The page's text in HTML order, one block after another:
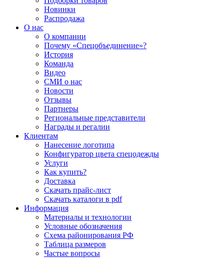
Новинки
Распродажа
О нас
О компании
Почему «Спецобъединение»?
История
Команда
Видео
СМИ о нас
Новости
Отзывы
Партнеры
Региональные представители
Награды и регалии
Клиентам
Нанесение логотипа
Конфигуратор цвета спецодежды
Услуги
Как купить?
Доставка
Скачать прайс-лист
Скачать каталоги в pdf
Информация
Материалы и технологии
Условные обозначения
Схема районирования РФ
Таблица размеров
Частые вопросы